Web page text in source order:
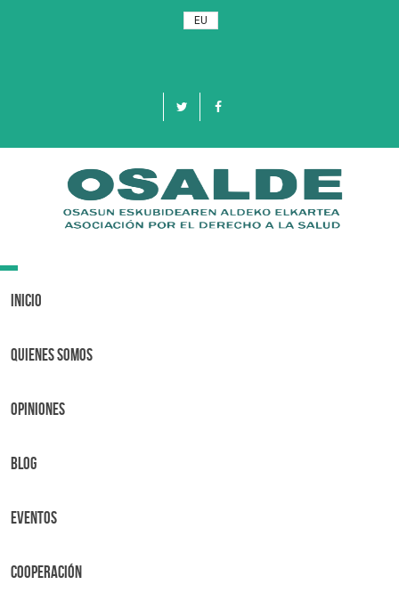
EU
Toggle
Inicio
Quienes Somos
OPINIONES
BLOG
Eventos
Cooperación